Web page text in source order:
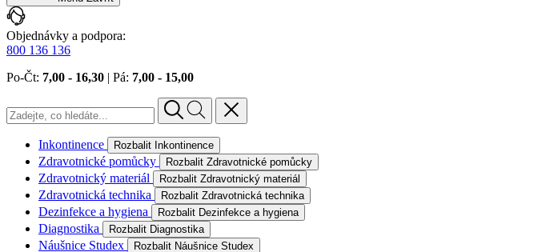
Objednávky a podpora:
800 136 136
Po‐Čt: 7,00 ‐ 16,30 | Pá: 7,00 ‐ 15,00
Inkontinence Rozbalit Inkontinence
Zdravotnické pomůcky Rozbalit Zdravotnické pomůcky
Zdravotnický materiál Rozbalit Zdravotnický materiál
Zdravotnická technika Rozbalit Zdravotnická technika
Dezinfekce a hygiena Rozbalit Dezinfekce a hygiena
Diagnostika Rozbalit Diagnostika
Náušnice Studex Rozbalit Náušnice Studex